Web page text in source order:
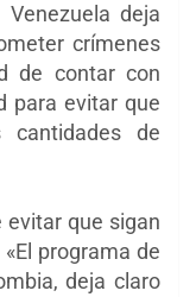
deja
crímenes
de contar con
para evitar que
cantidades de
evitar que sigan
programa de
deja claro